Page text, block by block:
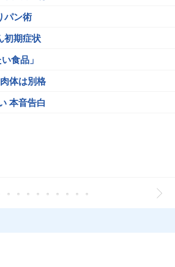
パン術
初期症状
食品」
体は別格
本音告白